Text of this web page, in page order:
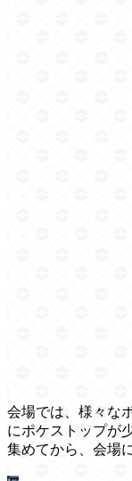
会場では、様々な
にポケストップが
集めてから、会場